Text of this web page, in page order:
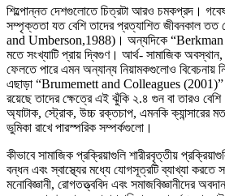
শিল্পোন্নত দেশগুলোতে চিত্রটা আরও চমকপ্রদ।
সম্পৃক্ততা যত বেশি তাদের প্রত্যাশিত জীবনকাল
and Umberson,1988)। অন্যদিকে “Berkman
মতে সংখ্যাটি প্রায় দ্বিগুণ। আর্থ- সামাজিক
ফেলতে পারে এমন অন্যান্য নিয়ামকগুলোও বিবেচনায়
এছাড়া “Brumemett and Colleagues (2001)”
রয়েছে তাদের ক্ষেত্রে এই ঝুঁকি ২.৪ গুন বা তারও
অ্যাটাক, স্ট্রোক, উচ্চ রক্তচাপ, এমনকি ক্যান্সারের
ভুমিকা রাখে পারস্পরিক সম্পর্কগুলো।
কীভাবে সামাজিক প্রক্রিয়াগুলি শারীরবৃত্তীয়
বন্ধন এবং স্বাস্থ্যের মধ্যে যোগসূত্রটি ব্যাখ্যা করতে
মনোবিজ্ঞানী, রোগতত্ত্ববিদ এবং সমাজবিজ্ঞানীদের